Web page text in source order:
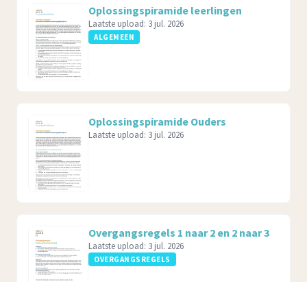
Oplossingspiramide leerlingen
Laatste upload: 3 jul. 2026
ALGEMEEN
Oplossingspiramide Ouders
Laatste upload: 3 jul. 2026
Overgangsregels 1 naar 2 en 2 naar 3
Laatste upload: 3 jul. 2026
OVERGANGSREGELS